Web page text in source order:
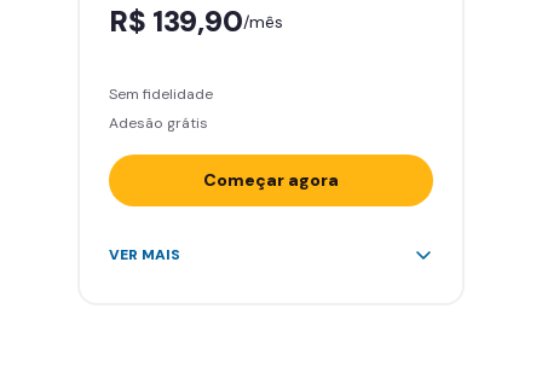
R$ 139,90/mês
Sem fidelidade
Adesão grátis
Começar agora
Acesso ilimitado a +2.000
VER MAIS